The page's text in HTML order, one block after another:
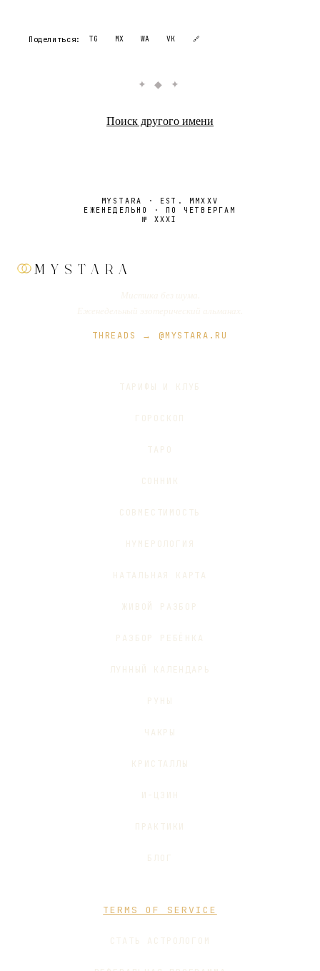
Поделиться: TG MX WA VK 🔗
✦ ◆ ✦
Поиск другого имени
MYSTARA · EST. MMXXV
ЕЖЕНЕДЕЛЬНО · ПО ЧЕТВЕРГАМ
№ XXXI
MYSTARA
THREADS → @MYSTARA.RU
ТАРИФЫ И КЛУБ
ГОРОСКОП
ТАРО
СОННИК
СОВМЕСТИМОСТЬ
НУМЕРОЛОГИЯ
НАТАЛЬНАЯ КАРТА
ЖИВОЙ РАЗБОР
РАЗБОР РЕБЁНКА
ЛУННЫЙ КАЛЕНДАРЬ
РУНЫ
ЧАКРЫ
КРИСТАЛЛЫ
И-ЦЗИН
ПРАКТИКИ
БЛОГ
TERMS OF SERVICE
СТАТЬ АСТРОЛОГОМ